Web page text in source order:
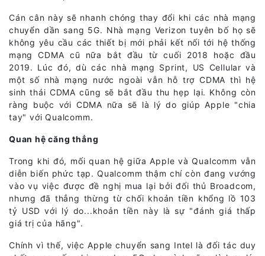
Cán cân này sẽ nhanh chóng thay đổi khi các nhà mạng
chuyển dần sang 5G. Nhà mạng Verizon tuyên bố họ sẽ
không yêu cầu các thiết bị mới phải kết nối tới hệ thống
mạng CDMA cũ nữa bắt đầu từ cuối 2018 hoặc đầu
2019. Lúc đó, dù các nhà mạng Sprint, US Cellular và
một số nhà mạng nước ngoài vẫn hỗ trợ CDMA thì hệ
sinh thái CDMA cũng sẽ bắt đầu thu hẹp lại. Không còn
ràng buộc với CDMA nữa sẽ là lý do giúp Apple "chia
tay" với Qualcomm.
Quan hệ căng thẳng
Trong khi đó, mối quan hệ giữa Apple và Qualcomm vẫn
diễn biến phức tạp. Qualcomm thậm chí còn đang vướng
vào vụ việc được đề nghị mua lại bởi đối thủ Broadcom,
nhưng đã thẳng thừng từ chối khoản tiền khổng lồ 103
tỷ USD với lý do...khoản tiền này là sự "đánh giá thấp
giá trị của hãng".
Chính vì thế, việc Apple chuyển sang Intel là đối tác duy